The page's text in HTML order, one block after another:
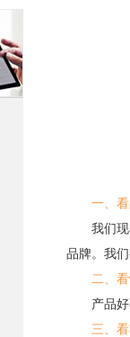
一、
我们现在
品牌。我
二、
产品好不
三、